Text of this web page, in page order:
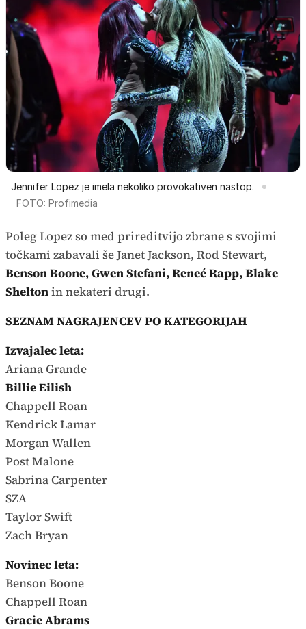
Jennifer Lopez je imela nekoliko provokativen nastop.
FOTO: Profimedia
Poleg Lopez so med prireditvijo zbrane s svojimi
točkami zabavali še Janet Jackson, Rod Stewart,
Benson Boone, Gwen Stefani, Reneé Rapp, Blake
Sheltonin nekateri drugi.
SEZNAM NAGRAJENCEV PO KATEGORIJAH
Izvajalec leta:
Ariana Grande
Billie Eilish
Chappell Roan
Kendrick Lamar
Morgan Wallen
Post Malone
Sabrina Carpenter
SZA
Taylor Swift
Zach Bryan
Novinec leta:
Benson Boone
Chappell Roan
Gracie Abrams